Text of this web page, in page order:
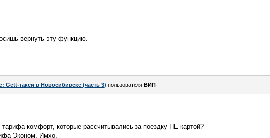
вернуть эту функцию.
Gett-такси в Новосибирске (часть 3) пользователя ВИП
тарифа комфорт, которые рассчитывались за поездку НЕ картой?
Эконом. Имхо.